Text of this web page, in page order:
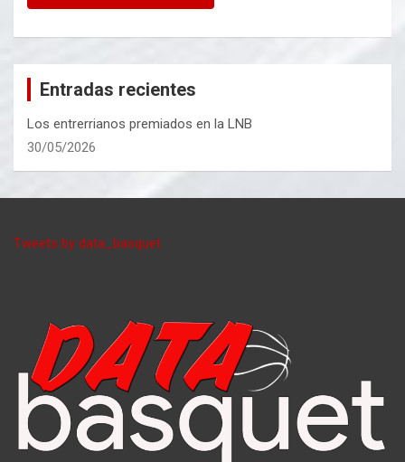
Entradas recientes
Los entrerrianos premiados en la LNB
30/05/2026
Tweets by data_basquet